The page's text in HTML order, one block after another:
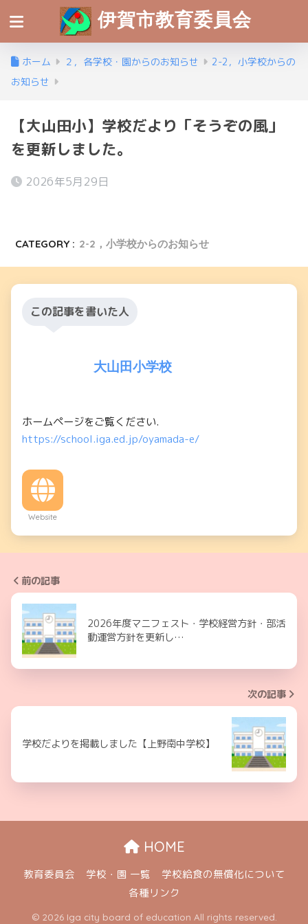
伊賀市教育委員会
ホーム ２，各学校・園からのお知らせ
2-2，小学校からの
お知らせ
【大山田小】学校だより「そうぞの風」
を更新しました。
2026年5月29日
CATEGORY : 2-2，小学校からのお知らせ
この記事を書いた人
大山田小学校
ホームページをご覧ください.
https://school.iga.ed.jp/oyamada-e/
Website
前の記事
2026年度マニフェスト・学校経営方針・部活
動運営方針を更新し…
次の記事
学校だよりを掲載しました【上野南中学校】
HOME
教育委員会 学校・園 一覧
学校給食の無償化について
各種リンク
© 2026 Iga city board of education All rights reserved.